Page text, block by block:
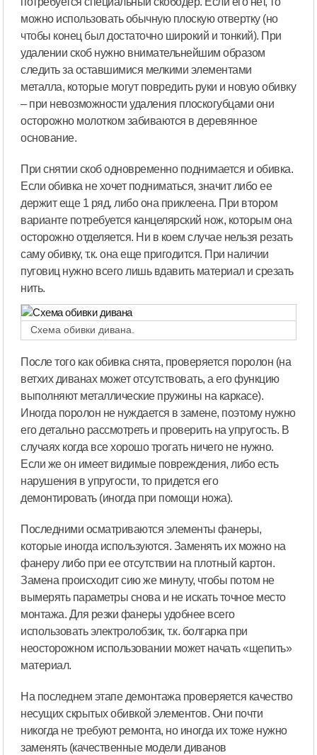
можно использовать обычную плоскую отвертку (но
чтобы конец был достаточно широкий и тонкий). При
удалении скоб нужно внимательнейшим образом
следить за оставшимися мелкими элементами
металла, которые могут повредить руки и новую обивку
– при невозможности удаления плоскогубцами они
осторожно молотком забиваются в деревянное
основание.
При снятии скоб одновременно поднимается и обивка.
Если обивка не хочет подниматься, значит либо ее
держит еще 1 ряд, либо она приклеена. При втором
варианте потребуется канцелярский нож, которым она
осторожно отделяется. Ни в коем случае нельзя резать
саму обивку, т.к. она еще пригодится. При наличии
пуговиц нужно всего лишь вдавить материал и срезать
нить.
Схема обивки дивана.
После того как обивка снята, проверяется поролон (на
ветхих диванах может отсутствовать, а его функцию
выполняют металлические пружины на каркасе).
Иногда поролон не нуждается в замене, поэтому нужно
его детально рассмотреть и проверить на упругость. В
случаях когда все хорошо трогать ничего не нужно.
Если же он имеет видимые повреждения, либо есть
нарушения в упругости, то придется его
демонтировать (иногда при помощи ножа).
Последними осматриваются элементы фанеры,
которые иногда используются. Заменять их можно на
фанеру либо при ее отсутствии на плотный картон.
Замена происходит сию же минуту, чтобы потом не
вымерять параметры снова и не искать точное место
монтажа. Для резки фанеры удобнее всего
использовать электролобзик, т.к. болгарка при
неосторожном использовании может начать «щепить»
материал.
На последнем этапе демонтажа проверяется качество
несущих скрытых обивкой элементов. Они почти
никогда не требуют ремонта, но иногда их тоже нужно
заменять (качественные модели диванов